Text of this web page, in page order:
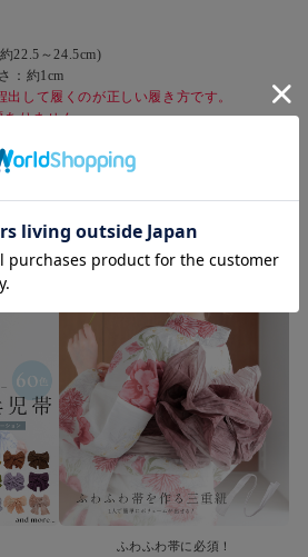
22.5～24.5cm)
：約1cm
して履くのが正しい履き方です。
りません。
異なって見える場合がございます。
い色の相違は御座いません。
ふわふわ帯に必須！